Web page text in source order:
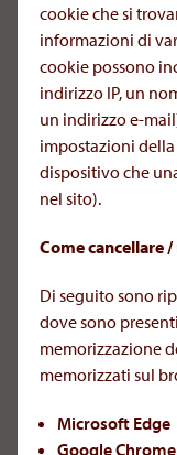
Via Umberto
56121 Pisa, Italy
+39 050
Segnalazione
icsr[at]aop-
Legal
Business Name:
Tax code and
Address: Via
cookie che si
informazioni di
cookie possono
indirizzo IP, un
un indirizzo e-
impostazioni
dispositivo che
nel sito).
Come cancellare
Di seguito sono
dove sono
memorizzazione
memorizzati sul
Microsoft Edge
Google Chrome